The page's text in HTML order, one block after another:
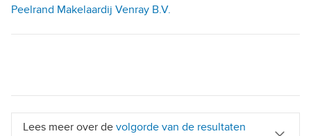
Peelrand Makelaardij Venray B.V.
Lees meer over de volgorde van de resultaten